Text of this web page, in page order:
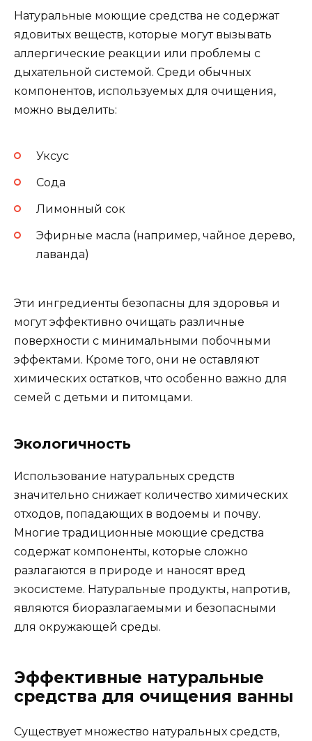
Натуральные моющие средства не содержат
ядовитых веществ, которые могут вызывать
аллергические реакции или проблемы с
дыхательной системой. Среди обычных
компонентов, используемых для очищения,
можно выделить:
Уксус
Сода
Лимонный сок
Эфирные масла (например, чайное дерево,
лаванда)
Эти ингредиенты безопасны для здоровья и
могут эффективно очищать различные
поверхности с минимальными побочными
эффектами. Кроме того, они не оставляют
химических остатков, что особенно важно для
семей с детьми и питомцами.
Экологичность
Использование натуральных средств
значительно снижает количество химических
отходов, попадающих в водоемы и почву.
Многие традиционные моющие средства
содержат компоненты, которые сложно
разлагаются в природе и наносят вред
экосистеме. Натуральные продукты, напротив,
являются биоразлагаемыми и безопасными
для окружающей среды.
Эффективные натуральные
средства для очищения ванны
Существует множество натуральных средств,